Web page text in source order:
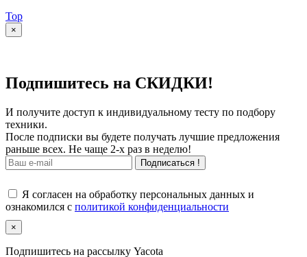
Top
×
Подпишитесь на СКИДКИ!
И получите доступ к индивидуальному тесту по подбору
техники.
После подписки вы будете получать лучшие предложения
раньше всех. Не чаще 2-х раз в неделю!
Подписаться !
Я согласен на обработку персональных данных и
ознакомился с политикой конфиденциальности
×
Подпишитесь на рассылку Yacota